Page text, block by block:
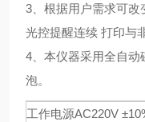
3、根据用户需求可
光控提醒连续 打印与
4、本仪器采用全自
泡。
工作电源AC220V